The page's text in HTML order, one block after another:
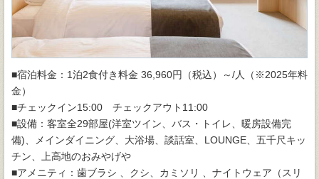
■宿泊料金：1泊2食付き料金 36,960円（税込）～/人（※2025年料
金）
■チェックイン15:00 チェックアウト11:00
■設備：客室全29部屋(洋室ツイン、バス・トイレ、暖房設備完
備)、メインダイニング、大浴場、談話室、LOUNGE、五千尺キッ
チン、上高地のおみやげや
■アメニティ：歯ブラシ 、クシ、カミソリ 、ナイトウェア（スリ